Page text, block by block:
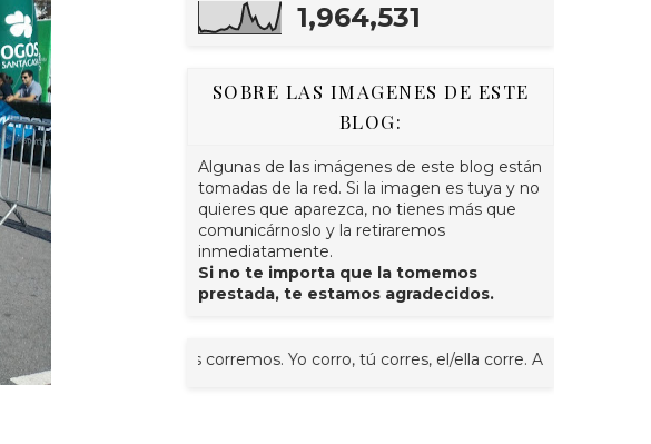
1,964,531
SOBRE LAS IMAGENES DE ESTE
BLOG:
Algunas de las imágenes de este blog están
tomadas de la red. Si la imagen es tuya y no
quieres que aparezca, no tienes más que
comunicárnoslo y la retiraremos
inmediatamente.
Si no te importa que la tomemos
prestada, te estamos agradecidos.
Tod@s corremos. Yo corro, tú corres, el/ella corre. A veces juntos,